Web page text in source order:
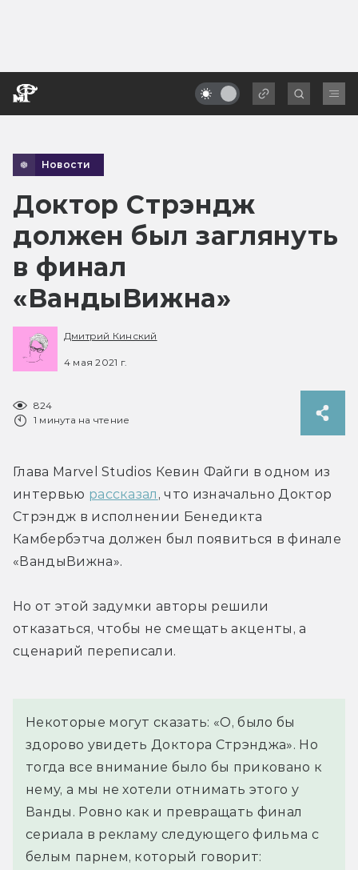
Новости
Доктор Стрэндж
должен был заглянуть
в финал
«ВандыВижна»
Дмитрий Кинский
4 мая 2021 г.
824
1 минута на чтение
Глава Marvel Studios Кевин Файги в одном из
интервью рассказал , что изначально Доктор
Стрэндж в исполнении Бенедикта
Камбербэтча должен был появиться в финале
«ВандыВижна».
Но от этой задумки авторы решили
отказаться, чтобы не смещать акценты, а
сценарий переписали.
Некоторые могут сказать: «О, было бы
здорово увидеть Доктора Стрэнджа». Но
тогда все внимание было бы приковано к
нему, а мы не хотели отнимать этого у
Ванды. Ровно как и превращать финал
сериала в рекламу следующего фильма с
белым парнем, который говорит: